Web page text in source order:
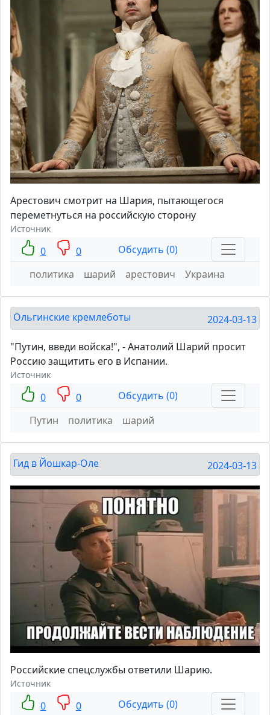
Арестович смотрит на Шария, пытающегося
переметнуться на российскую сторону
Источник
0 0
Обсудить (0)
политика
шарий арестович Украина
Ольгинские кремлеботы 2024-03-13
"Путин, введи войска!", - Анатолий Шарий просит
Россию защитить его в Испании.
Источник
0 0
Обсудить (0)
Путин
политика шарий
Гид в Йошкар-Оле 2024-03-13
Российские спецслужбы ответили Шарию.
Источник
0 0
Обсудить (0)